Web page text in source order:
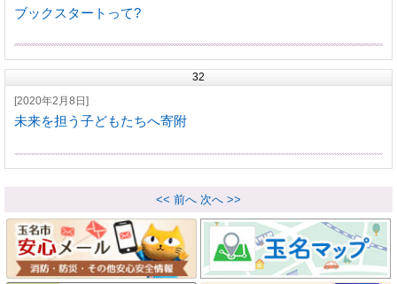
ブックスタートって?
32
[2020年2月8日]
未来を担う子どもたちへ寄附
<< 前へ 次へ >>